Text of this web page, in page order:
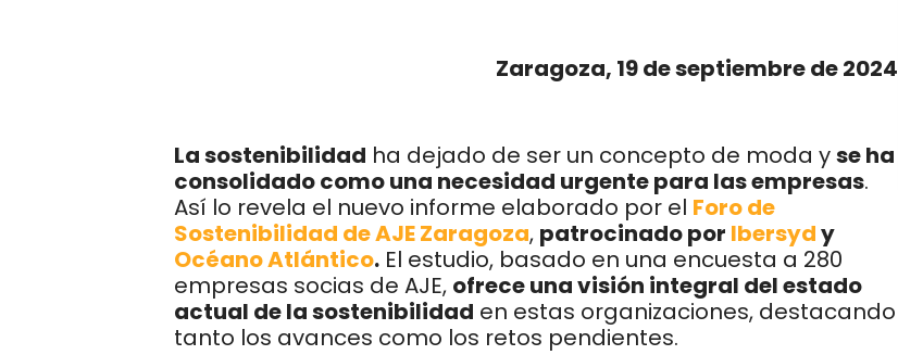
Zaragoza, 19 de septiembre de 2024
La sostenibilidad ha dejado de ser un concepto de moda yse ha
consolidado como una necesidad urgente para las empresas.
Así lo revela el nuevo informe elaborado por el Foro de
Sostenibilidad de AJE Zaragoza, patrocinado por Ibersydy
Océano Atlántico. El estudio, basado en una encuesta a 280
empresas socias de AJE, ofrece una visión integral del estado
actual de la sostenibilidad en estas organizaciones, destacando
tanto los avances como los retos pendientes.